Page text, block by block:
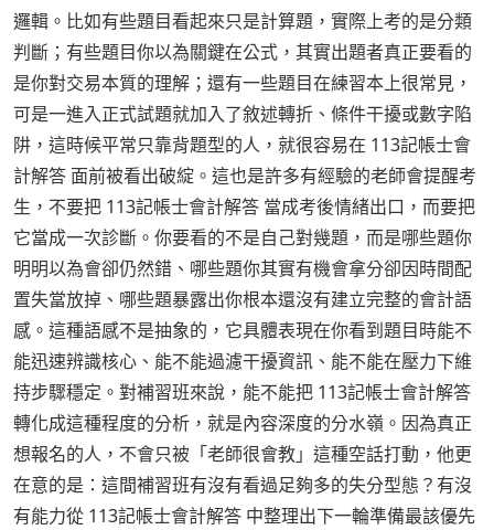
邏輯。比如有些題目看起來只是計算題，實際上考的是分類
判斷；有些題目你以為關鍵在公式，其實出題者真正要看的
是你對交易本質的理解；還有一些題目在練習本上很常見，
可是一進入正式試題就加入了敘述轉折、條件干擾或數字陷
阱，這時候平常只靠背題型的人，就很容易在 113記帳士會
計解答 面前被看出破綻。這也是許多有經驗的老師會提醒考
生，不要把 113記帳士會計解答 當成考後情緒出口，而要把
它當成一次診斷。你要看的不是自己對幾題，而是哪些題你
明明以為會卻仍然錯、哪些題你其實有機會拿分卻因時間配
置失當放掉、哪些題暴露出你根本還沒有建立完整的會計語
感。這種語感不是抽象的，它具體表現在你看到題目時能不
能迅速辨識核心、能不能過濾干擾資訊、能不能在壓力下維
持步驟穩定。對補習班來說，能不能把 113記帳士會計解答
轉化成這種程度的分析，就是內容深度的分水嶺。因為真正
想報名的人，不會只被「老師很會教」這種空話打動，他更
在意的是：這間補習班有沒有看過足夠多的失分型態？有沒
有能力從 113記帳士會計解答 中整理出下一輪準備最該優先